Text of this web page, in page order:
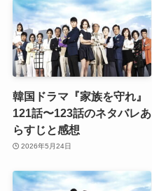
韓国ドラマ『家族を守れ』
121話〜123話のネタバレあ
らすじと感想
2026年5月24日